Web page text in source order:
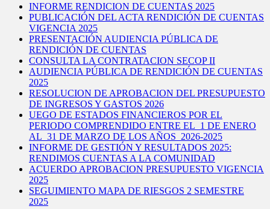
INFORME RENDICION DE CUENTAS 2025
PUBLICACIÓN DEL ACTA RENDICIÓN DE CUENTAS
VIGENCIA 2025
PRESENTACIÓN AUDIENCIA PÚBLICA DE
RENDICIÓN DE CUENTAS
CONSULTA LA CONTRATACION SECOP II
AUDIENCIA PÚBLICA DE RENDICIÓN DE CUENTAS
2025
RESOLUCION DE APROBACION DEL PRESUPUESTO
DE INGRESOS Y GASTOS 2026
UEGO DE ESTADOS FINANCIEROS POR EL
PERIODO COMPRENDIDO ENTRE EL 1 DE ENERO
AL 31 DE MARZO DE LOS AÑOS 2026-2025
INFORME DE GESTIÓN Y RESULTADOS 2025:
RENDIMOS CUENTAS A LA COMUNIDAD
ACUERDO APROBACION PRESUPUESTO VIGENCIA
2025
SEGUIMIENTO MAPA DE RIESGOS 2 SEMESTRE
2025